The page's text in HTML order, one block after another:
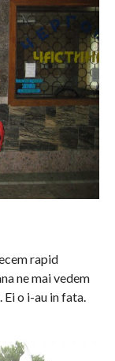
rapid
ne mai vedem
o i-au in fata.